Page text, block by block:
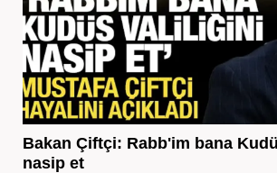
Bakan Çiftçi: Rabb'im bana
nasip et